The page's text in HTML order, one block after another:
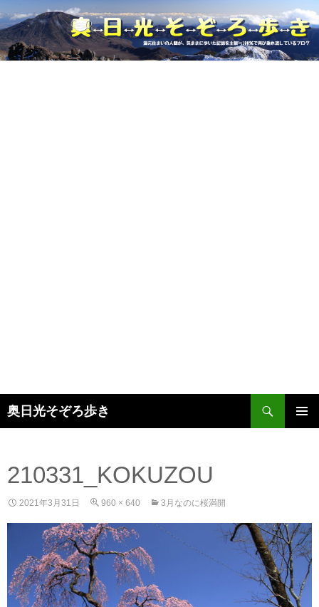
奥日光そぞろ歩き
索
ン
ツ
へ
キ
210331_KOKUZOU
2021年3月31日 960 × 640 3月なのに桜満開